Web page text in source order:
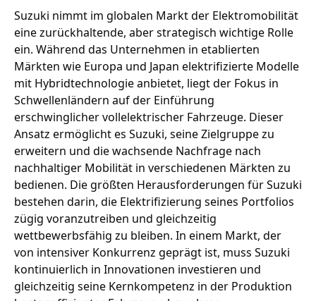
Suzuki nimmt im globalen Markt der Elektromobilität
eine zurückhaltende, aber strategisch wichtige Rolle
ein. Während das Unternehmen in etablierten
Märkten wie Europa und Japan elektrifizierte Modelle
mit Hybridtechnologie anbietet, liegt der Fokus in
Schwellenländern auf der Einführung
erschwinglicher vollelektrischer Fahrzeuge. Dieser
Ansatz ermöglicht es Suzuki, seine Zielgruppe zu
erweitern und die wachsende Nachfrage nach
nachhaltiger Mobilität in verschiedenen Märkten zu
bedienen. Die größten Herausforderungen für Suzuki
bestehen darin, die Elektrifizierung seines Portfolios
zügig voranzutreiben und gleichzeitig
wettbewerbsfähig zu bleiben. In einem Markt, der
von intensiver Konkurrenz geprägt ist, muss Suzuki
kontinuierlich in Innovationen investieren und
gleichzeitig seine Kernkompetenz in der Produktion